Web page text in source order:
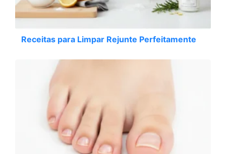
Receitas para Limpar Rejunte Perfeitamente